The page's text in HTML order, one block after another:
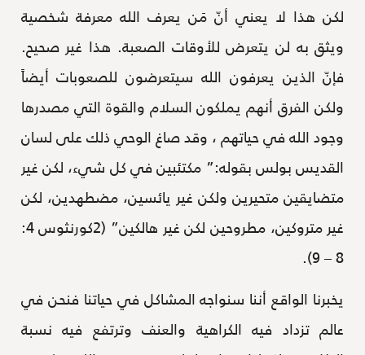
لكن هذا لا يعني أنّ مَن يعرف الله معرفة شخصية
ويثق به لن يتعرض للأوقات الصعبة. هذا غير صحيح.
فإنّ الذين يعرفون الله سيتعرضون للصعوبات أيضاً
ولكن الفرق أنهم يملكون السلام والقوة التي مصدرها
وجود الله في حياتهم ، وقد صاغ الوحي ذلك على لسان
القديس بولس بقوله:” مكتئبين في كل شيء، لكن غير
متضايقين متحيرين ولكن غير يائسين، مضطهدين، لكن
غير متروكين، مطروحين لكن غير هالكين” (2كورنثوس 4:
8 – 9).
يخبرنا الواقع أننا سنواجه المشاكل في حياتنا فنحن في
عالم تزداد فيه الكراهية والعنف وترتفع فيه نسبة